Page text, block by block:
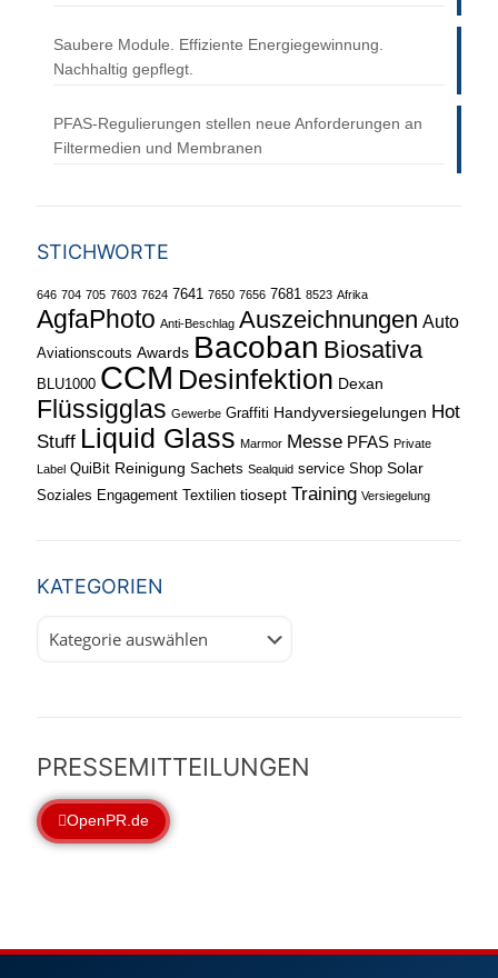
Saubere Module. Effiziente Energiegewinnung.
Nachhaltig gepflegt.
PFAS-Regulierungen stellen neue Anforderungen an
Filtermedien und Membranen
STICHWORTE
646 704 705 7603 7624 7641 7650 7656 7681 8523 Afrika
AgfaPhoto Anti-Beschlag Auszeichnungen Auto
Aviationscouts Awards Bacoban Biosativa
BLU1000 CCM Desinfektion Dexan
Flüssigglas Gewerbe Graffiti Handyversiegelungen Hot
Stuff Liquid Glass Marmor Messe PFAS Private
Label QuiBit Reinigung Sachets Sealquid service Shop Solar
Soziales Engagement Textilien tiosept Training Versiegelung
KATEGORIEN
PRESSEMITTEILUNGEN
OpenPR.de